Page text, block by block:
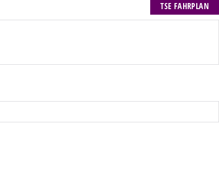
TSE FAHRPLAN